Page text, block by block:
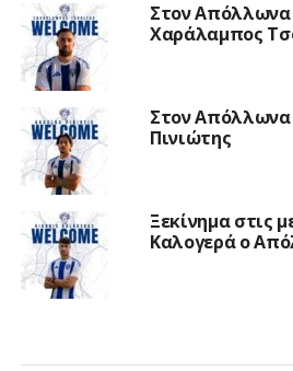
Στον Απόλλωνα
Χαράλαμπος
Στον Απόλλωνα
Πινιώτης
Ξεκίνημα στις
Καλογερά ο